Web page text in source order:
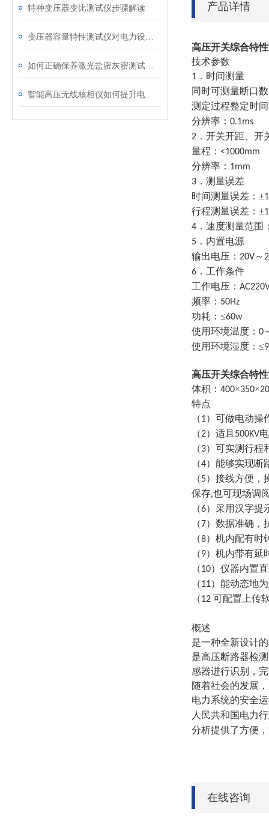
特种变压器变比测试仪步骤解读 产品详情
高压开关综合特
技术参数
1 ．时间测量
同时可测量断口
测定过程整定时
分辨率： 0.1ms
2 ．开关开距、
量程： <1000mm
分辨率： 1mm
3 ．测量误差
时间测量误差：±
行程测量误差：±
4 ．速度测量范围
5 ．内置电源
输出电压： 20V～
6 ．工作条件
工作电压：
频率： 50Hz
功耗：≤60w
使用环境温度： 0
使用环境湿度：≤
高压开关综合特
体积： 400×350×
特点
（1）可做电动操
（2）适且 500KV
（3）可实测行程
（4）能够实现断
（5）接线方便，
保存,也可现场调
（6）采用汉字提
（7）数据准确，
（8）机内配有时
（9）机内带有延
（10）仪器内置
（11）能动态地
（12 可配置上传
概述
是一种全新设计
是高压断路器检
感器进行识别，
随着社会的发展
电力系统的安全
人民共和国电力
分析提供了方便
在线咨询